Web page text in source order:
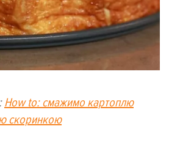
How to: смажимо картоплю
скоринкою